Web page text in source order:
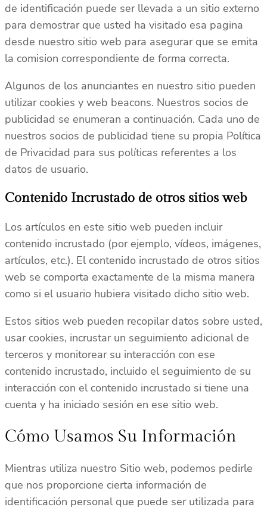
de identificación puede ser llevada a un sitio externo
para demostrar que usted ha visitado esa pagina
desde nuestro sitio web para asegurar que se emita
la comision correspondiente de forma correcta.
Algunos de los anunciantes en nuestro sitio pueden
utilizar cookies y web beacons. Nuestros socios de
publicidad se enumeran a continuación. Cada uno de
nuestros socios de publicidad tiene su propia Política
de Privacidad para sus políticas referentes a los
datos de usuario.
Contenido Incrustado de otros sitios web
Los artículos en este sitio web pueden incluir
contenido incrustado (por ejemplo, vídeos, imágenes,
artículos, etc.). El contenido incrustado de otros sitios
web se comporta exactamente de la misma manera
como si el usuario hubiera visitado dicho sitio web.
Estos sitios web pueden recopilar datos sobre usted,
usar cookies, incrustar un seguimiento adicional de
terceros y monitorear su interacción con ese
contenido incrustado, incluido el seguimiento de su
interacción con el contenido incrustado si tiene una
cuenta y ha iniciado sesión en ese sitio web.
Cómo Usamos Su Información
Mientras utiliza nuestro Sitio web, podemos pedirle
que nos proporcione cierta información de
identificación personal que puede ser utilizada para